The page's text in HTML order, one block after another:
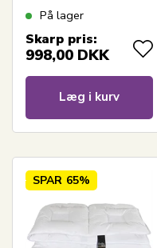
Quilts Of Denmark
På lager
Skarp pris:
998,00 DKK
Læg i kurv
SPAR 65%